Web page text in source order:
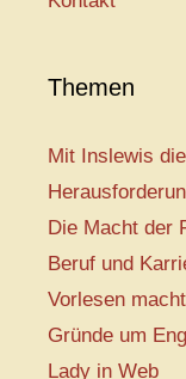
Themen
Mit Inslewis
Die Macht der
Beruf und
Vorlesen
Gründe um
Lady in Web